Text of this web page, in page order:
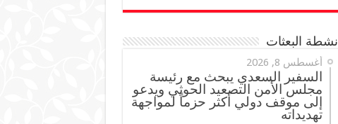
أنشطة البعثات
أغسطس 8, 2026
السفير السعدي يبحث مع رئيسة
مجلس الأمن التصعيد الحوثي ويدعو
إلى موقف دولي أكثر حزماً لمواجهة
تهديداته